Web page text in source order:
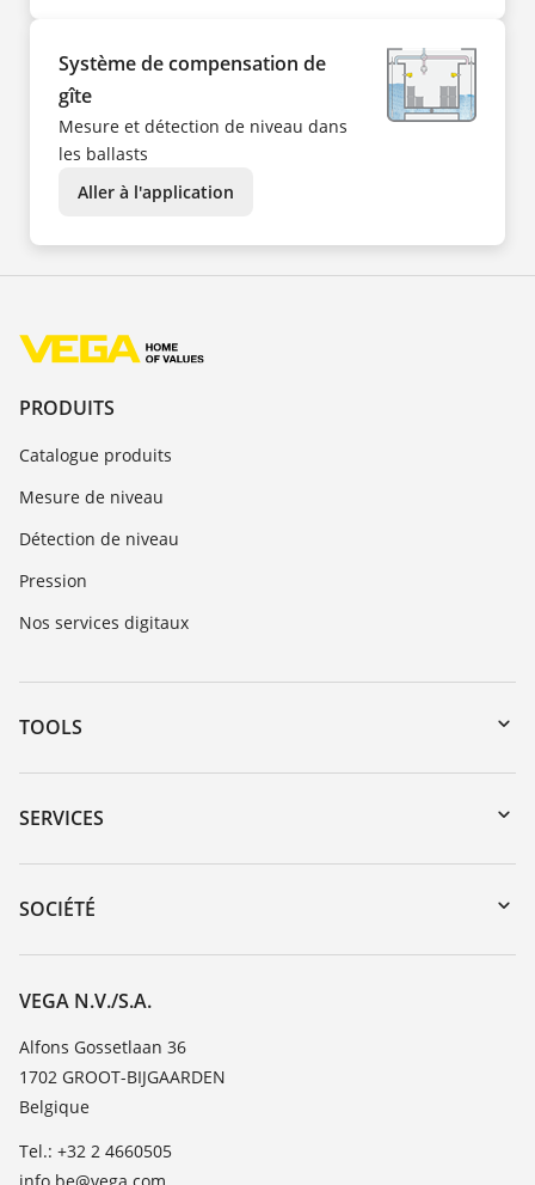
Système de compensation de
gîte
Mesure et détection de niveau dans
les ballasts
Aller à l'application
PRODUITS
Catalogue produits
Mesure de niveau
Détection de niveau
Pression
Nos services digitaux
TOOLS
Téléchargements
Recherche par numéro de série
DTM Collection/PACTware
SERVICES
Retour d'appareil
Formations
Liste de compatibilité chimique
TeamViewer
SOCIÉTÉ
Carrière
À propos de VEGA
Contact
News
Presse
Blog
VEGA N.V./S.A.
Alfons Gossetlaan 36
1702 GROOT-BIJGAARDEN
Belgique
Tel.: +32 2 4660505